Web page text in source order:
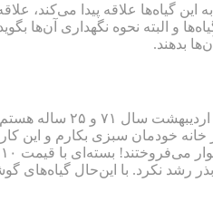
میان یک جوان ۲۵ ساله به این گیاه‌ها
و البته نحوه نگهداری
بدهند.
«من محمدعلی
رشد نکرد. با این‌حال